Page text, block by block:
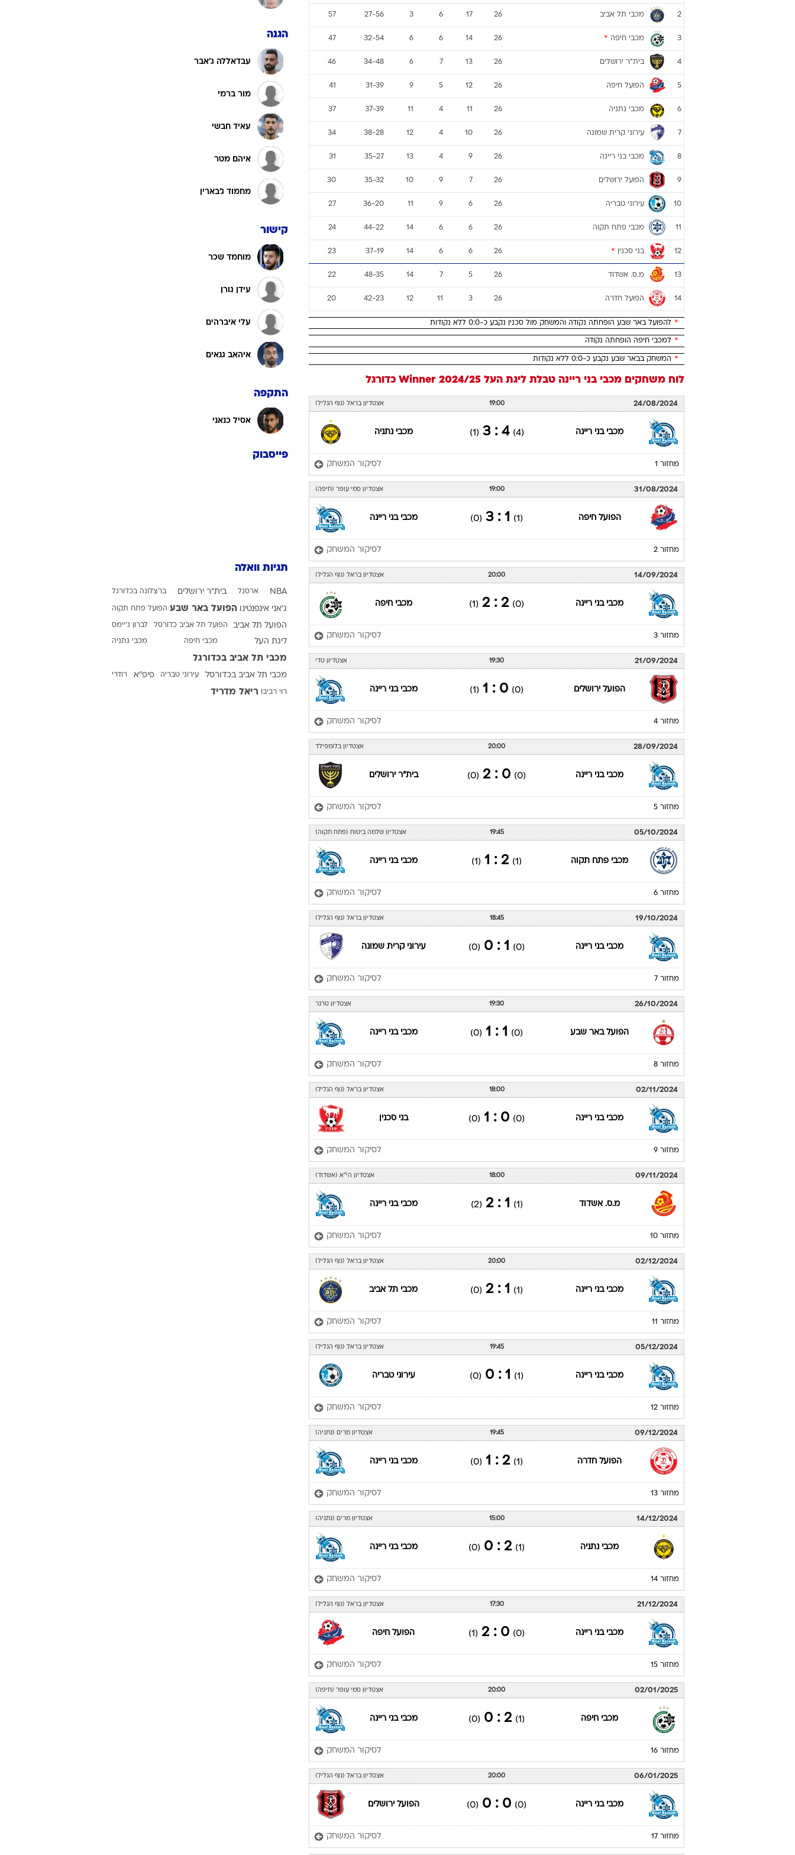
ענפים נוספים
ארכיון מדורים מחוץ לקווים
משרד החוץ
ספורט בחקירה
יורו 2012
גולף
תקצירים
כתבו לנו
2 מכבי תל אביב 26
17
6
3
27-56
57
3 מכבי חיפה *
26
14
6
6
32-54
47
4 בית"ר ירושלים 26
13
7
6
34-48
46
5 הפועל חיפה 26
12
5
9
31-39
41
6 מכבי נתניה 26
11
4
11
37-39
37
7 עירוני קרית שמונה 26
10
4
12
38-28
34
8 מכבי בני ריינה 26
9
4
13
35-27
31
9 הפועל ירושלים 26
7
9
10
35-32
30
10 עירוני טבריה 26
6
9
11
36-20
27
11 מכבי פתח תקוה 26
6
6
14
44-22
24
12 בני סכנין *
26
6
6
14
37-19
23
13 מ.ס. אשדוד 26
5
7
14
48-35
22
14 הפועל חדרה 26
3
11
12
42-23
20
* להפועל באר שבע הופחתה נקודה והמשחק מול סכנין נקבע כ-0:0 ללא נקודות
* למכבי חיפה הופחתה נקודה
* המשחק בבאר שבע נקבע כ-0:0 ללא נקודות
לוח משחקים מכבי בני ריינה טבלת ליגת העל Winner 2024/25 כדורגל
24/08/2024
19:00 אצטדיון בראל (נוף הגליל)
מכבי בני ריינה (4)
4 : 3
(1) מכבי נתניה
מחזור 1 לסיקור המשחק
31/08/2024
19:00 אצטדיון סמי עופר (חיפה)
הפועל חיפה (1)
1 : 3
(0) מכבי בני ריינה
מחזור 2 לסיקור המשחק
14/09/2024
20:00 אצטדיון בראל (נוף הגליל)
מכבי בני ריינה (0)
2 : 2
(1) מכבי חיפה
מחזור 3 לסיקור המשחק
21/09/2024
19:30 אצטדיון טדי
הפועל ירושלים (0)
0 : 1
(1) מכבי בני ריינה
מחזור 4 לסיקור המשחק
28/09/2024
20:00 אצטדיון בלומפילד
מכבי בני ריינה (0)
0 : 2
(0) בית"ר ירושלים
מחזור 5 לסיקור המשחק
05/10/2024
19:45 אצטדיון שלמה ביטוח (פתח תקוה)
מכבי פתח תקוה (1)
2 : 1
(1) מכבי בני ריינה
מחזור 6 לסיקור המשחק
19/10/2024
18:45 אצטדיון בראל (נוף הגליל)
מכבי בני ריינה (0)
1 : 0
(0) עירוני קרית שמונה
מחזור 7 לסיקור המשחק
26/10/2024
19:30 אצטדיון טרנר
הפועל באר שבע (0)
1 : 1
(0) מכבי בני ריינה
מחזור 8 לסיקור המשחק
02/11/2024
18:00 אצטדיון בראל (נוף הגליל)
מכבי בני ריינה (0)
0 : 1
(0) בני סכנין
מחזור 9 לסיקור המשחק
09/11/2024
18:00 אצטדיון הי"א (אשדוד)
מ.ס. אשדוד (1)
1 : 2
(2) מכבי בני ריינה
מחזור 10 לסיקור המשחק
02/12/2024
20:00 אצטדיון בראל (נוף הגליל)
מכבי בני ריינה (1)
1 : 2
(0) מכבי תל אביב
מחזור 11 לסיקור המשחק
05/12/2024
19:45 אצטדיון בראל (נוף הגליל)
מכבי בני ריינה (1)
1 : 0
(0) עירוני טבריה
מחזור 12 לסיקור המשחק
09/12/2024
19:45 אצטדיון מרים (נתניה)
הפועל חדרה (1)
2 : 1
(0) מכבי בני ריינה
מחזור 13 לסיקור המשחק
14/12/2024
15:00 אצטדיון מרים (נתניה)
מכבי נתניה (1)
2 : 0
(0) מכבי בני ריינה
מחזור 14 לסיקור המשחק
21/12/2024
17:30 אצטדיון בראל (נוף הגליל)
מכבי בני ריינה (0)
0 : 2
(1) הפועל חיפה
מחזור 15 לסיקור המשחק
02/01/2025
20:00 אצטדיון סמי עופר (חיפה)
מכבי חיפה (1)
2 : 0
(0) מכבי בני ריינה
מחזור 16 לסיקור המשחק
06/01/2025
20:00 אצטדיון בראל (נוף הגליל)
מכבי בני ריינה (0)
0 : 0
(0) הפועל ירושלים
מחזור 17 לסיקור המשחק
הגנה
עבדאללה ג'אבר
מור ברמי
עאיד חבשי
איהם מטר
מחמוד ג'בארין
קישור
מוחמד שכר
עידן גורן
עלי איברהים
איהאב גנאים
התקפה
אסיל כנאני
פייסבוק
תגיות וואלה
NBA ארסנל בית"ר ירושלים ברצלונה בכדורגל
ג'אני אינפנטינו הפועל באר שבע הפועל פתח תקוה
הפועל תל אביב הפועל תל אביב כדורסל לברון ג'יימס
ליגת העל מכבי חיפה מכבי נתניה
מכבי תל אביב בכדורגל
מכבי תל אביב בכדורסל עירוני טבריה פיפ"א רודרי
רוי רביבו ריאל מדריד